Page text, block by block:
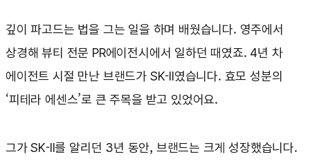
깊이 파고드는 법을 그는 일을 하며 배웠습니다. 영주에서
상경해 뷰티 전문 PR에이전시에서 일하던 때였죠. 4년 차
에이전트 시절 만난 브랜드가 SK-II였습니다. 효모 성분의
‘피테라 에센스’로 큰 주목을 받고 있었어요.
그가 SK-II를 알리던 3년 동안, 브랜드는 크게 성장했습니다.